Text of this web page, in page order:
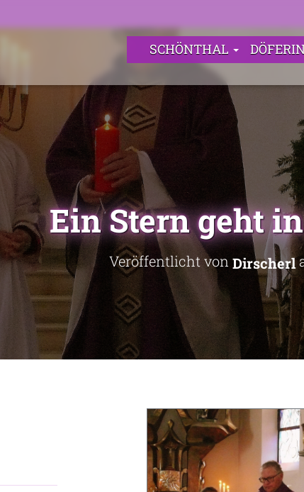
SCHÖNTHAL
Ein Stern geht
Veröffentlicht von Dirscherl